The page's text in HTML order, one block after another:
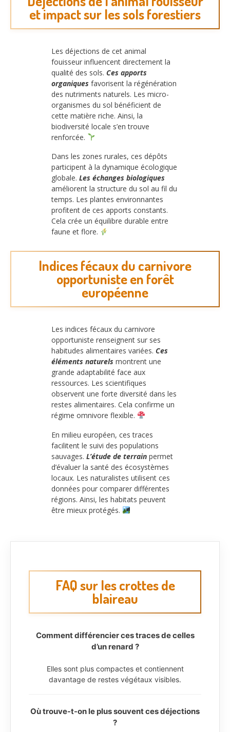
et impact sur les sols forestiers
Les déjections de cet animal
fouisseur influencent directement la
qualité des sols. Ces apports
organiques favorisent la régénération
des nutriments naturels. Les micro-
organismes du sol bénéficient de
cette matière riche. Ainsi, la
biodiversité locale s’en trouve
renforcée.
Dans les zones rurales, ces dépôts
participent à la dynamique écologique
globale. Les échanges biologiques
améliorent la structure du sol au fil du
temps. Les plantes environnantes
profitent de ces apports constants.
Cela crée un équilibre durable entre
faune et flore.
Indices fécaux du carnivore
opportuniste en forêt
européenne
Les indices fécaux du carnivore
opportuniste renseignent sur ses
habitudes alimentaires variées. Ces
éléments naturels montrent une
grande adaptabilité face aux
ressources. Les scientifiques
observent une forte diversité dans les
restes alimentaires. Cela confirme un
régime omnivore flexible.
En milieu européen, ces traces
facilitent le suivi des populations
sauvages. L’étude de terrain permet
d’évaluer la santé des écosystèmes
locaux. Les naturalistes utilisent ces
données pour comparer différentes
régions. Ainsi, les habitats peuvent
être mieux protégés.
FAQ sur les crottes de
blaireau
Comment différencier ces traces de celles
d’un renard ?
Elles sont plus compactes et contiennent
davantage de restes végétaux visibles.
Où trouve-t-on le plus souvent ces déjections
?